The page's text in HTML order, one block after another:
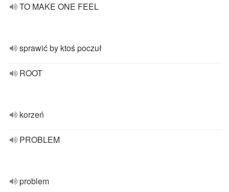
TO MAKE ONE FEEL
sprawić by ktoś poczuł
ROOT
korzeń
PROBLEM
problem